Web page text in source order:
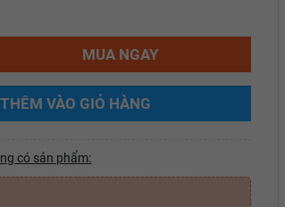
MUA NGAY
THÊM VÀO GIỎ HÀNG
có sản phẩm: